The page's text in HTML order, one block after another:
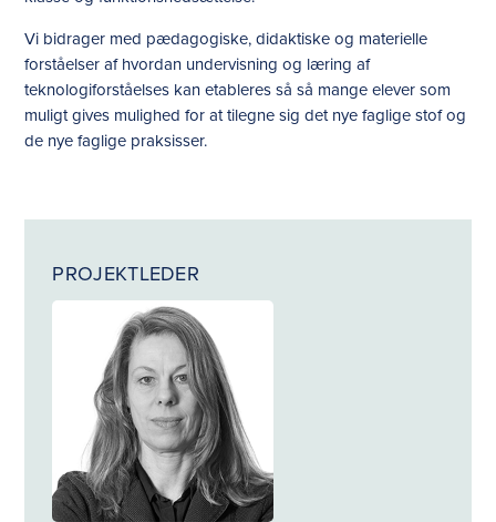
Vi bidrager med pædagogiske, didaktiske og materielle
forståelser af hvordan undervisning og læring af
teknologiforståelses kan etableres så så mange elever som
muligt gives mulighed for at tilegne sig det nye faglige stof og
de nye faglige praksisser.
PROJEKTLEDER